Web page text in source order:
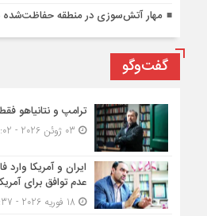
مهار آتش‌سوزی در منطقه حفاظت‌شده
گفت‌وگو
ترامپ و نتانیاهو
ایران و آمریکا
عدم توافق برای